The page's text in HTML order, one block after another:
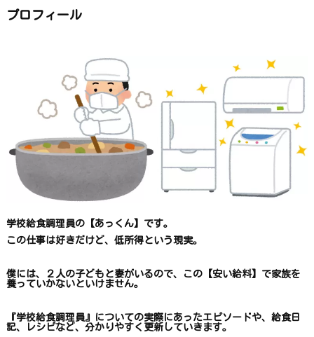
ら
探
プロフィール
学校給食調理員の【あっくん】です。
この仕事は好きだけど、 低所得という現実。
僕には、２人の子どもと妻がいるので、 この【安い給料】で家族を
養っていかないといけません。
『学校給食調理員』についての実際にあったエピソードや、 給食日
記、レシピなど、 分かりやすく更新していきます。